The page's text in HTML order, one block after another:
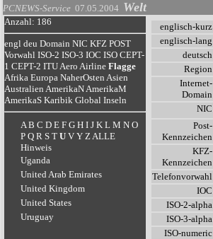
PCNEWS-Service 07.05.2004 Welt
Anzahl: 186
engl deu Domain NIC KFZ POST
Vorwahl ISO-2 ISO-3 IOC ISO CEPT-
1 CEPT-2 ITUAero Airline Flagge
Afrika Europa NaherOsten Asien
Australien AmerikaNAmerikaM
AmerikaS Karibik Global Inseln
A B C D E F G H I J K L M N O
P Q R S T U V Y Z ALLE
Hinweis
Uganda
United Arab Emirates
United Kingdom
United States
Uruguay
englisch-kurz
englisch-lang
deutsch
Region
Internet-
Domain
NIC
Post-
Kennzeichen
KFZ-
Kennzeichen
Telefonvorwahl
IOC
ISO-2-alpha
ISO-3-alpha
ISO-numeric